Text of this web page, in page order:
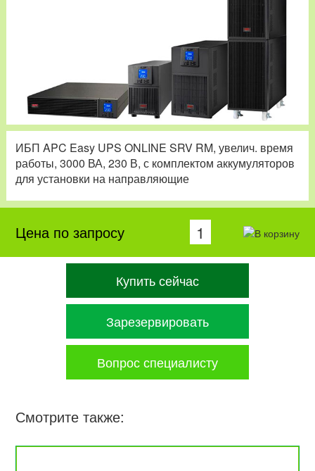
ИБП APC Easy UPS ONLINE SRV RM, увелич. время
работы, 3000 ВА, 230 В, с комплектом аккумуляторов
для установки на направляющие
Цена по запросу
Купить сейчас
Зарезервировать
Вопрос специалисту
Смотрите также: